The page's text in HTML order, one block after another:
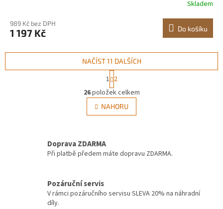
horizontálním a zakřiveným držákem, balení po 1 kusu,
černý, 1JZLGZXHS914YIVIS001V0
Skladem
989 Kč bez DPH
1 197 Kč Do košíku
O
v
l
á
í
k
NAČÍST 11 DALŠÍCH
t
r
á
n
k
n
í
1 2
26položek celkem
NAHORU
Doprava ZDARMA
Při platbě předem máte dopravu ZDARMA.
Pozáruční servis
V rámci pozáručního servisu SLEVA 20% na náhradní
díly.